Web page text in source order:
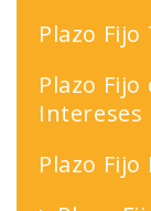
Canales
Inversiones
Canales
Préstamos
Servicios
PAMPA
Nuevo
Plazo
Plazo
Intereses
Plazo Fijo